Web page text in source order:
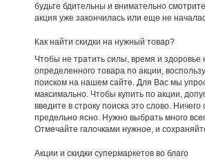
будьте бдительны и внимательно
акция уже закончилась или еще не
Как найти скидки на нужный товар?
Чтобы не тратить силы, время и здоровье
определенного товара по акции,
поиском на нашем сайте. Для Вас мы
максимально. Чтобы купить по акции,
введите в строку поиска это слово. Ничего
предельно ясно. Нужно выбрать много
Отмечайте галочками нужное, и
Акции и скидки супермаркетов во благо